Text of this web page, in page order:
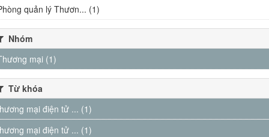
quản lý Thươn... (1)
Nhóm
mại (1)
Từ khóa
mại điện tử ... (1)
mại điện tử ... (1)